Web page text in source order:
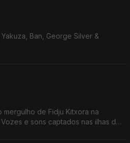
Ban, George Silver &
de Fidju Kitxora na
e sons captados nas ilhas de